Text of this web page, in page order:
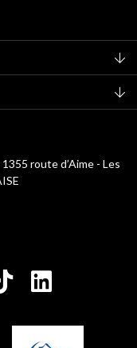
route d’Aime - Les